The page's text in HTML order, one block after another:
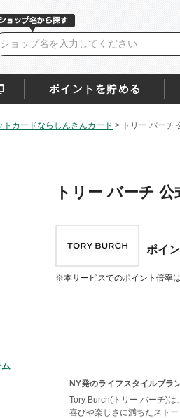
カードならしんきんカード > トリー バーチ
トリー バーチ
ポイ
※本サービスでのポイント倍率
NY発のライフスタイルブラ
Tory Burch(トリー バーチ)は
喜びや楽しさに満ちたスト